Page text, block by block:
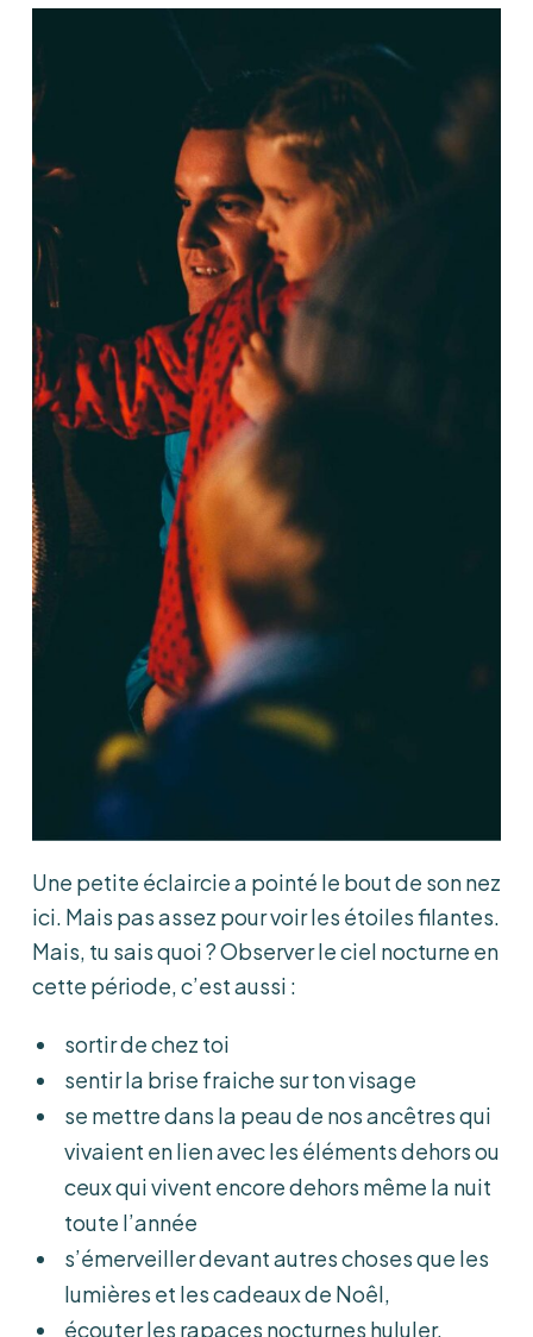
Une petite éclaircie a pointé le bout de son nez
ici. Mais pas assez pour voir les étoiles filantes.
Mais, tu sais quoi ? Observer le ciel nocturne en
cette période, c’est aussi :
sortir de chez toi
sentir la brise fraiche sur ton visage
se mettre dans la peau de nos ancêtres qui
vivaient en lien avec les éléments dehors ou
ceux qui vivent encore dehors même la nuit
toute l’année
s’émerveiller devant autres choses que les
lumières et les cadeaux de Noêl,
écouter les rapaces nocturnes hululer,